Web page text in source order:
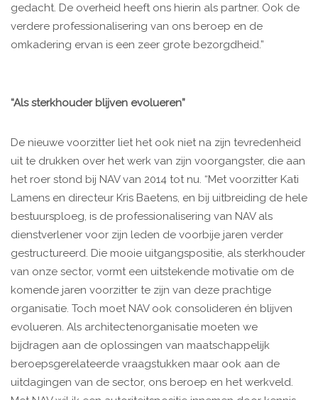
gedacht. De overheid heeft ons hierin als partner. Ook de
verdere professionalisering van ons beroep en de
omkadering ervan is een zeer grote bezorgdheid.”
“Als sterkhouder blijven evolueren”
De nieuwe voorzitter liet het ook niet na zijn tevredenheid
uit te drukken over het werk van zijn voorgangster, die aan
het roer stond bij NAV van 2014 tot nu. “Met voorzitter Kati
Lamens en directeur Kris Baetens, en bij uitbreiding de hele
bestuursploeg, is de professionalisering van NAV als
dienstverlener voor zijn leden de voorbije jaren verder
gestructureerd. Die mooie uitgangspositie, als sterkhouder
van onze sector, vormt een uitstekende motivatie om de
komende jaren voorzitter te zijn van deze prachtige
organisatie. Toch moet NAV ook consolideren én blijven
evolueren. Als architectenorganisatie moeten we
bijdragen aan de oplossingen van maatschappelijk
beroepsgerelateerde vraagstukken maar ook aan de
uitdagingen van de sector, ons beroep en het werkveld.